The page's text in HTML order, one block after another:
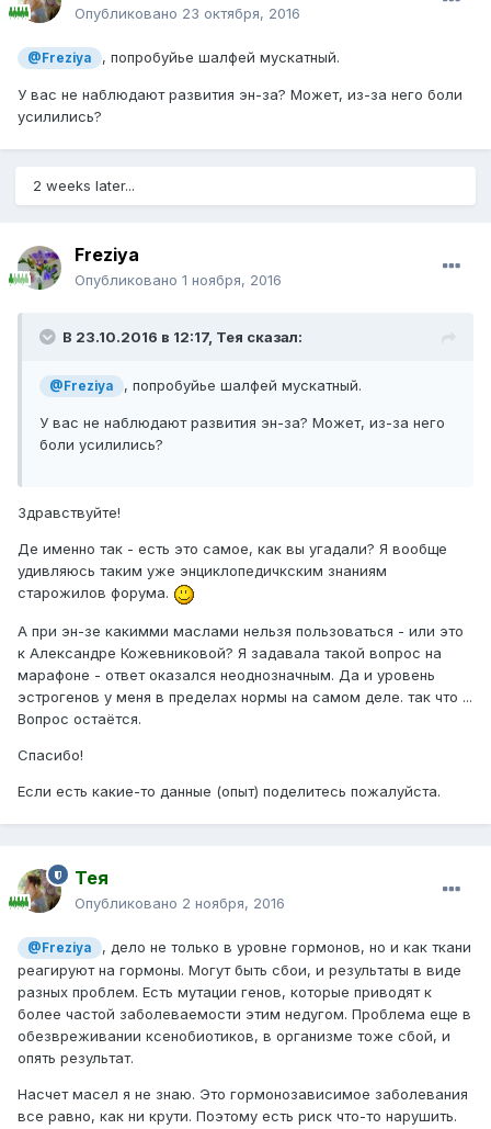
Опубликовано 23 октября, 2016
@Freziya , попробуйье шалфей мускатный.
У вас не наблюдают развития эн-за? Может, из-за него боли
усилились?
2 weeks later...
Freziya
Опубликовано 1 ноября, 2016
В 23.10.2016 в 12:17, Тея сказал:
@Freziya , попробуйье шалфей мускатный.
У вас не наблюдают развития эн-за? Может, из-за него
боли усилились?
Здравствуйте!
Де именно так - есть это самое, как вы угадали? Я вообще
удивляюсь таким уже энциклопедичкским знаниям
старожилов форума.
А при эн-зе какимми маслами нельзя пользоваться - или это
к Александре Кожевниковой? Я задавала такой вопрос на
марафоне - ответ оказался неоднозначным. Да и уровень
эстрогенов у меня в пределах нормы на самом деле. так что ...
Вопрос остаётся.
Спасибо!
Если есть какие-то данные (опыт) поделитесь пожалуйста.
Тея
Опубликовано 2 ноября, 2016
@Freziya
, дело не только в уровне гормонов, но и как ткани
реагируют на гормоны. Могут быть сбои, и результаты в виде
разных проблем. Есть мутации генов, которые приводят к
более частой заболеваемости этим недугом. Проблема еще в
обезвреживании ксенобиотиков, в организме тоже сбой, и
опять результат.
Насчет масел я не знаю. Это гормонозависимое заболевания
все равно, как ни крути. Поэтому есть риск что-то нарушить.